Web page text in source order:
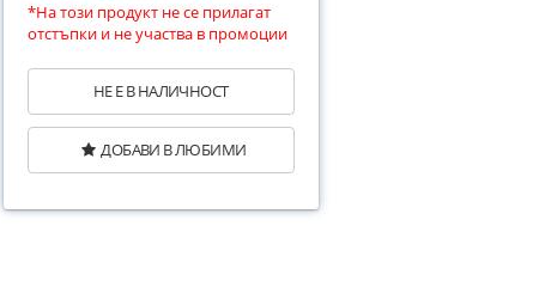
*На този продукт не се прилагат
отстъпки и не участва в промоции
НЕ Е В НАЛИЧНОСТ
ДОБАВИ В ЛЮБИМИ